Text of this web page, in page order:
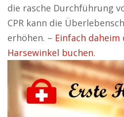
die rasche Durchführung
CPR kann die
erhöhen. – Einfach daheim
Harsewinkel buchen.